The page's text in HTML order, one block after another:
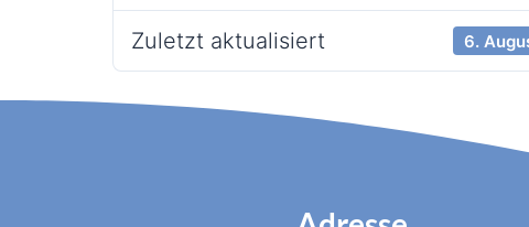
Zuletzt aktualisiert 6.